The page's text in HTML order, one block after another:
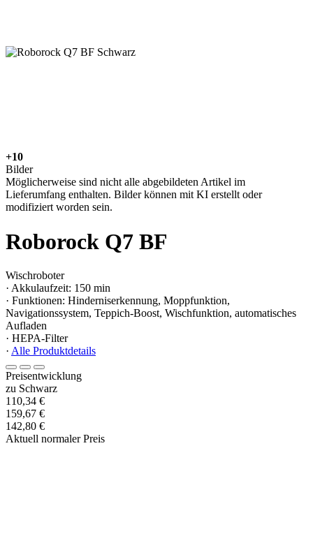
+10
Bilder
Möglicherweise sind nicht alle abgebildeten Artikel im
Lieferumfang enthalten. Bilder können mit KI erstellt oder
modifiziert worden sein.
Roborock Q7 BF
Wischroboter
· Akkulaufzeit: 150 min
· Funktionen: Hinderniserkennung, Moppfunktion,
Navigationssystem, Teppich-Boost, Wischfunktion, automatisches
Aufladen
· HEPA-Filter
· Alle Produktdetails
Preisentwicklung
zu Schwarz
110,34 €
159,67 €
142,80 €
Aktuell normaler Preis